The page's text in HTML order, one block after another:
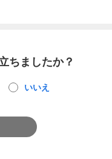
ちましたか？
いいえ